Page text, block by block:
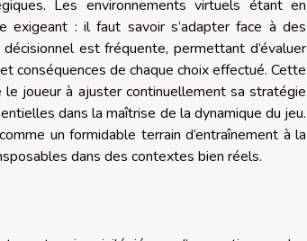
Les environnements virtuels étant en
exigeant : il faut savoir s’adapter face à des
est fréquente, permettant d’évaluer
conséquences de chaque choix effectué. Cette
joueur à ajuster continuellement sa stratégie
dans la maîtrise de la dynamique du jeu.
un formidable terrain d’entraînement à la
dans des contextes bien réels.